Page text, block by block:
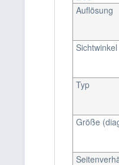
Auflösung
Sichtwinkel
Typ
Größe